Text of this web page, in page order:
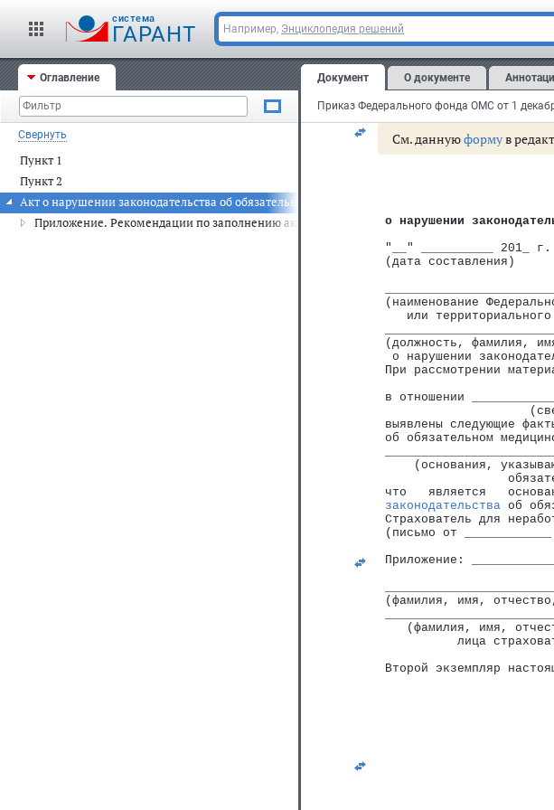
cистема
ГАРАНТ Например, Энциклопедия решений
Оглавление
Свернуть
Пункт 1
Пункт 2
Акт о нарушении законодательства об обязательном медицинском страховании
Приложение. Рекомендации по заполнению акта о нарушении законодательства об
Документ О документе
Зарегистрировано в
Регистрационный N 19370
См. даннуюформув
о нарушении
"__" __________
(дата
(наименование
или
(должность, фамилия,
о нарушении
При рассмотрении
в отношении
выявлены следующие
об обязательном
(основания,
что   является
законодательства об
Страхователь для
(письмо от
Приложение:
(фамилия, имя,
(фамилия, имя,
лица
Второй экземпляр